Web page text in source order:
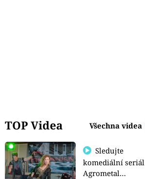
TOP Videa Všechna videa
Sledujte
komediální seriál
Agrometal